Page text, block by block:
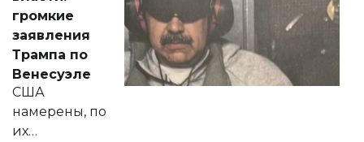
реформах до
вопросов армии,
экономики и
личного здоровья.
громкие
заявления
Трампа по
Венесуэле
США
намерены, по
их